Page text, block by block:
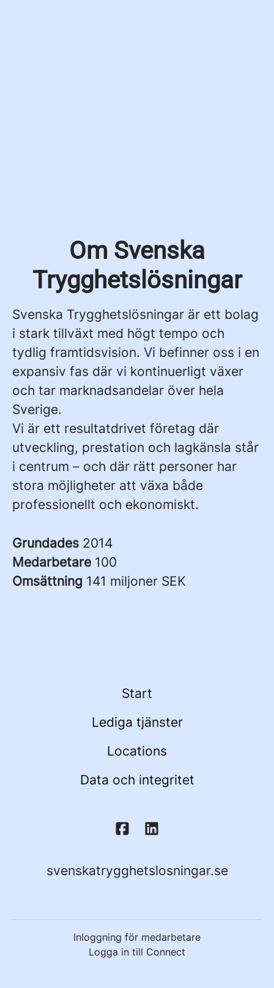
Om Svenska
Trygghetslösningar
Svenska Trygghetslösningar är ett bolag
i stark tillväxt med högt tempo och
tydlig framtidsvision. Vi befinner oss i en
expansiv fas där vi kontinuerligt växer
och tar marknadsandelar över hela
Sverige.
Vi är ett resultatdrivet företag där
utveckling, prestation och lagkänsla står
i centrum – och där rätt personer har
stora möjligheter att växa både
professionellt och ekonomiskt.
Grundades 2014
Medarbetare 100
Omsättning 141 miljoner SEK
Start
Lediga tjänster
Locations
Data och integritet
svenskatrygghetslosningar.se
Inloggning för medarbetare
Logga in till Connect